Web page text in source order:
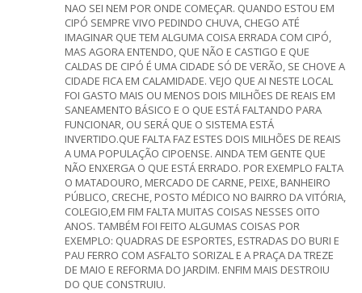
NAO SEI NEM POR ONDE COMEÇAR. QUANDO ESTOU EM
CIPÓ SEMPRE VIVO PEDINDO CHUVA, CHEGO ATÉ
IMAGINAR QUE TEM ALGUMA COISA ERRADA COM CIPÓ,
MAS AGORA ENTENDO, QUE NÃO E CASTIGO E QUE
CALDAS DE CIPÓ É UMA CIDADE SÓ DE VERÃO, SE CHOVE A
CIDADE FICA EM CALAMIDADE. VEJO QUE AI NESTE LOCAL
FOI GASTO MAIS OU MENOS DOIS MILHÕES DE REAIS EM
SANEAMENTO BÁSICO E O QUE ESTÁ FALTANDO PARA
FUNCIONAR, OU SERÁ QUE O SISTEMA ESTÁ
INVERTIDO.QUE FALTA FAZ ESTES DOIS MILHÕES DE REAIS
A UMA POPULAÇÃO CIPOENSE. AINDA TEM GENTE QUE
NÃO ENXERGA O QUE ESTÁ ERRADO. POR EXEMPLO FALTA
O MATADOURO, MERCADO DE CARNE, PEIXE, BANHEIRO
PÚBLICO, CRECHE, POSTO MÉDICO NO BAIRRO DA VITÓRIA,
COLEGIO,EM FIM FALTA MUITAS COISAS NESSES OITO
ANOS. TAMBÉM FOI FEITO ALGUMAS COISAS POR
EXEMPLO: QUADRAS DE ESPORTES, ESTRADAS DO BURI E
PAU FERRO COM ASFALTO SORIZAL E A PRAÇA DA TREZE
DE MAIO E REFORMA DO JARDIM. ENFIM MAIS DESTROIU
DO QUE CONSTRUIU.